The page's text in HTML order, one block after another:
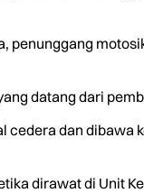
penunggang
datang dari
dan dibawa
dirawat di Unit